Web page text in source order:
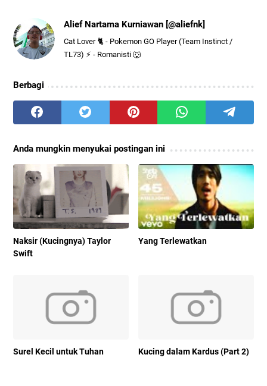
Alief Nartama Kurniawan [@aliefnk]
Cat Lover 🐈 - Pokemon GO Player (Team Instinct /
TL73) ⚡ - Romanisti 🐺
Berbagi
Anda mungkin menyukai postingan ini
Naksir (Kucingnya) Taylor
Swift
Yang Terlewatkan
Surel Kecil untuk Tuhan Kucing dalam Kardus (Part 2)